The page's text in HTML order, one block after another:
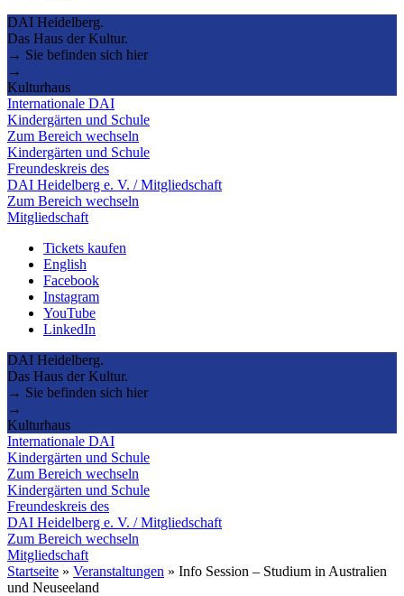
DAI Heidelberg.
Das Haus der Kultur.
→ Sie befinden sich hier
→
Kulturhaus
Internationale DAI
Kindergärten und Schule
Zum Bereich wechseln
Kindergärten und Schule
Freundeskreis des
DAI Heidelberg e. V. / Mitgliedschaft
Zum Bereich wechseln
Mitgliedschaft
Tickets kaufen
English
Facebook
Instagram
YouTube
LinkedIn
DAI Heidelberg.
Das Haus der Kultur.
→ Sie befinden sich hier
→
Kulturhaus
Internationale DAI
Kindergärten und Schule
Zum Bereich wechseln
Kindergärten und Schule
Freundeskreis des
DAI Heidelberg e. V. / Mitgliedschaft
Zum Bereich wechseln
Mitgliedschaft
Startseite » Veranstaltungen » Info Session – Studium in Australien
und Neuseeland